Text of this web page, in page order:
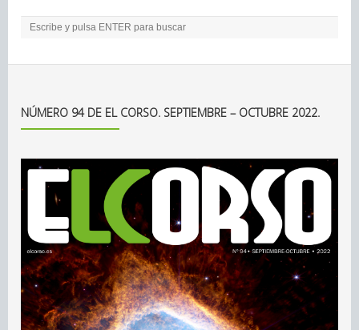
NÚMERO 94 DE EL CORSO. SEPTIEMBRE – OCTUBRE 2022.